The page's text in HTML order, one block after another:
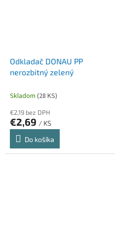
Odkladač DONAU PP
nerozbitný zelený
Skladom (28 KS)
€2,19 bez DPH
€2,69 / KS
Do košíka